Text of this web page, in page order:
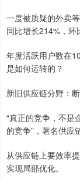
一度被质疑的外卖
同比增长214%，环
年度活跃用户数在
是如何运转的？
新旧供应链分野：
“真正的竞争，不是
的竞争”，著名供应
从供应链上要效率
实现局部优化。